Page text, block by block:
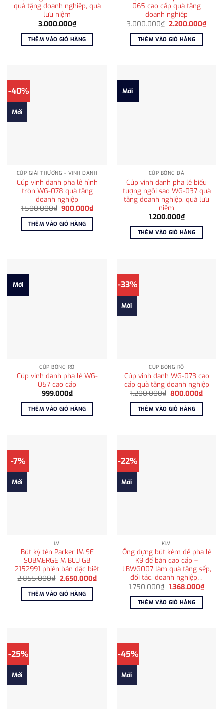
quà tặng doanh nghiệp, quà
lưu niệm
3.000.000₫
THÊM VÀO GIỎ HÀNG
065 cao cấp quà tặng
doanh nghiệp
3.000.000₫ Giá
là:
3.000.000₫.
2.200.000₫Giá
hiện
THÊM VÀO GIỎ HÀNG
-40%
Mới
CÚP GIẢI THƯỞNG - VINH DANH
Cúp vinh danh pha lê hình
tròn WG-078 quà tặng
doanh nghiệp
1.500.000₫ Giá
là:
1.500.000₫.
900.000₫Giá
THÊM VÀO GIỎ HÀNG
Mới
CÚP BÓNG ĐÁ
Cúp vinh danh pha lê biểu
tượng ngôi sao WG-037 quà
tặng doanh nghiệp, quà lưu
niệm
1.200.000₫
THÊM VÀO GIỎ HÀNG
Mới
CÚP BÓNG RỔ
Cúp vinh danh pha lê WG-
057 cao cấp
999.000₫
THÊM VÀO GIỎ HÀNG
-33%
Mới
CÚP BÓNG RỔ
Cúp vinh danh WG-073 cao
cấp quà tặng doanh nghiệp
1.200.000₫ Giá
là:
1.200.000₫.
800.000₫Giá
hiện
THÊM VÀO GIỎ HÀNG
-7%
Mới
IM
Bút ký tên Parker IM SE
SUBMERGE M BLU GB
2152991 phiên bản đặc biệt
2.855.000₫ Giá
là:
2.855.000₫.
2.650.000₫Giá
hiện
THÊM VÀO GIỎ HÀNG
-22%
Mới
KIM
Ống đựng bút kèm đế pha lê
K9 để bàn cao cấp –
LBWG007 làm quà tặng sếp,
đối tác, doanh nghiệp…
1.750.000₫ Giá
là:
1.750.000₫.
1.368.000₫Giá
hiện
THÊM VÀO GIỎ HÀNG
-25%
Mới
-45%
Mới